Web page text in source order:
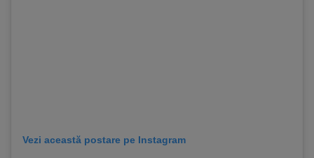
Vezi această postare pe Instagram